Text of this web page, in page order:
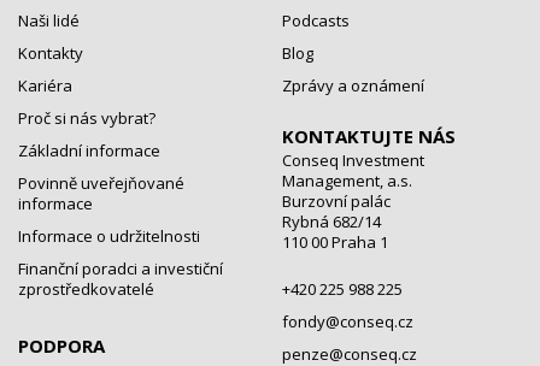
Naši lidé
Kontakty
Kariéra
Proč si nás vybrat?
Základní informace
Povinně uveřejňované
informace
Informace o udržitelnosti
Finanční poradci a investiční
zprostředkovatelé
PODPORA
Podcasts
Blog
Zprávy a oznámení
KONTAKTUJTE NÁS
Conseq Investment
Management, a.s.
Burzovní palác
Rybná 682/14
110 00 Praha 1
+420 225 988 225
fondy@conseq.cz
penze@conseq.cz